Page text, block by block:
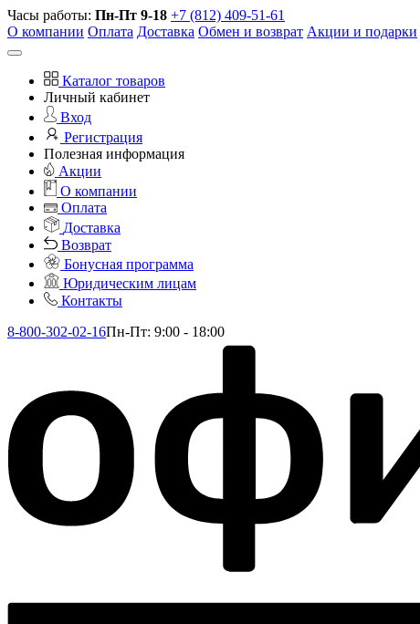
Часы работы: Пн-Пт 9-18 +7 (812) 409-51-61
О компании Оплата Доставка Обмен и возврат Акции и подарки
Каталог товаров
Личный кабинет
Вход
Регистрация
Полезная информация
Акции
О компании
Оплата
Доставка
Возврат
Бонусная программа
Юридическим лицам
Контакты
8-800-302-02-16Пн-Пт: 9:00 - 18:00